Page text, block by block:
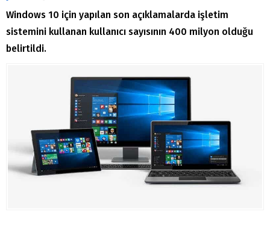
Windows 10 için yapılan son açıklamalarda işletim
sistemini kullanan kullanıcı sayısının 400 milyon olduğu
belirtildi.